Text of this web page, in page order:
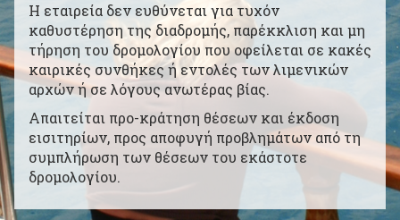
English |French
Πάρος2284021708 |Νάξος2285024131
Η εταιρεία δεν ευθύνεται για τυχόν
καθυστέρηση της διαδρομής, παρέκκλιση και μη
τήρηση του δρομολογίου που οφείλεται σε κακές
καιρικές συνθήκες ή εντολές των λιμενικών
αρχών ή σε λόγους ανωτέρας βίας.
Απαιτείται προ-κράτηση θέσεων και έκδοση
εισιτηρίων, προς αποφυγή προβλημάτων από τη
συμπλήρωση των θέσεων του εκάστοτε
δρομολογίου.